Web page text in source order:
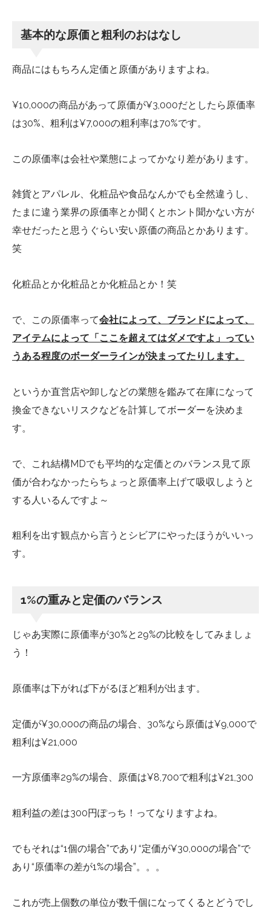
基本的な原価と粗利のおはなし
商品にはもちろん定価と原価がありますよね。
¥10,000の商品があって原価が¥3,000だとしたら原価率
は30%、粗利は¥7,000の粗利率は70%です。
この原価率は会社や業態によってかなり差があります。
雑貨とアパレル、化粧品や食品なんかでも全然違うし、
たまに違う業界の原価率とか聞くとホント聞かない方が
幸せだったと思うぐらい安い原価の商品とかあります。
笑
化粧品とか化粧品とか化粧品とか！笑
で、この原価率って会社によって、ブランドによって、
アイテムによって「ここを超えてはダメですよ」ってい
うある程度のボーダーラインが決まってたりします。
というか直営店や卸しなどの業態を鑑みて在庫になって
換金できないリスクなどを計算してボーダーを決めま
す。
で、これ結構MDでも平均的な定価とのバランス見て原
価が合わなかったらちょっと原価率上げて吸収しようと
する人いるんですよ～
粗利を出す観点から言うとシビアにやったほうがいいっ
す。
1%の重みと定価のバランス
じゃあ実際に原価率が30%と29%の比較をしてみましょ
う！
原価率は下がれば下がるほど粗利が出ます。
定価が¥30,000の商品の場合、30%なら原価は¥9,000で
粗利は¥21,000
一方原価率29%の場合、原価は¥8,700で粗利は¥21,300
粗利益の差は300円ぽっち！ってなりますよね。
でもそれは“1個の場合”であり“定価が¥30,000の場合”で
あり“原価率の差が1%の場合”。。。
これが売上個数の単位が数千個になってくるとどうでし